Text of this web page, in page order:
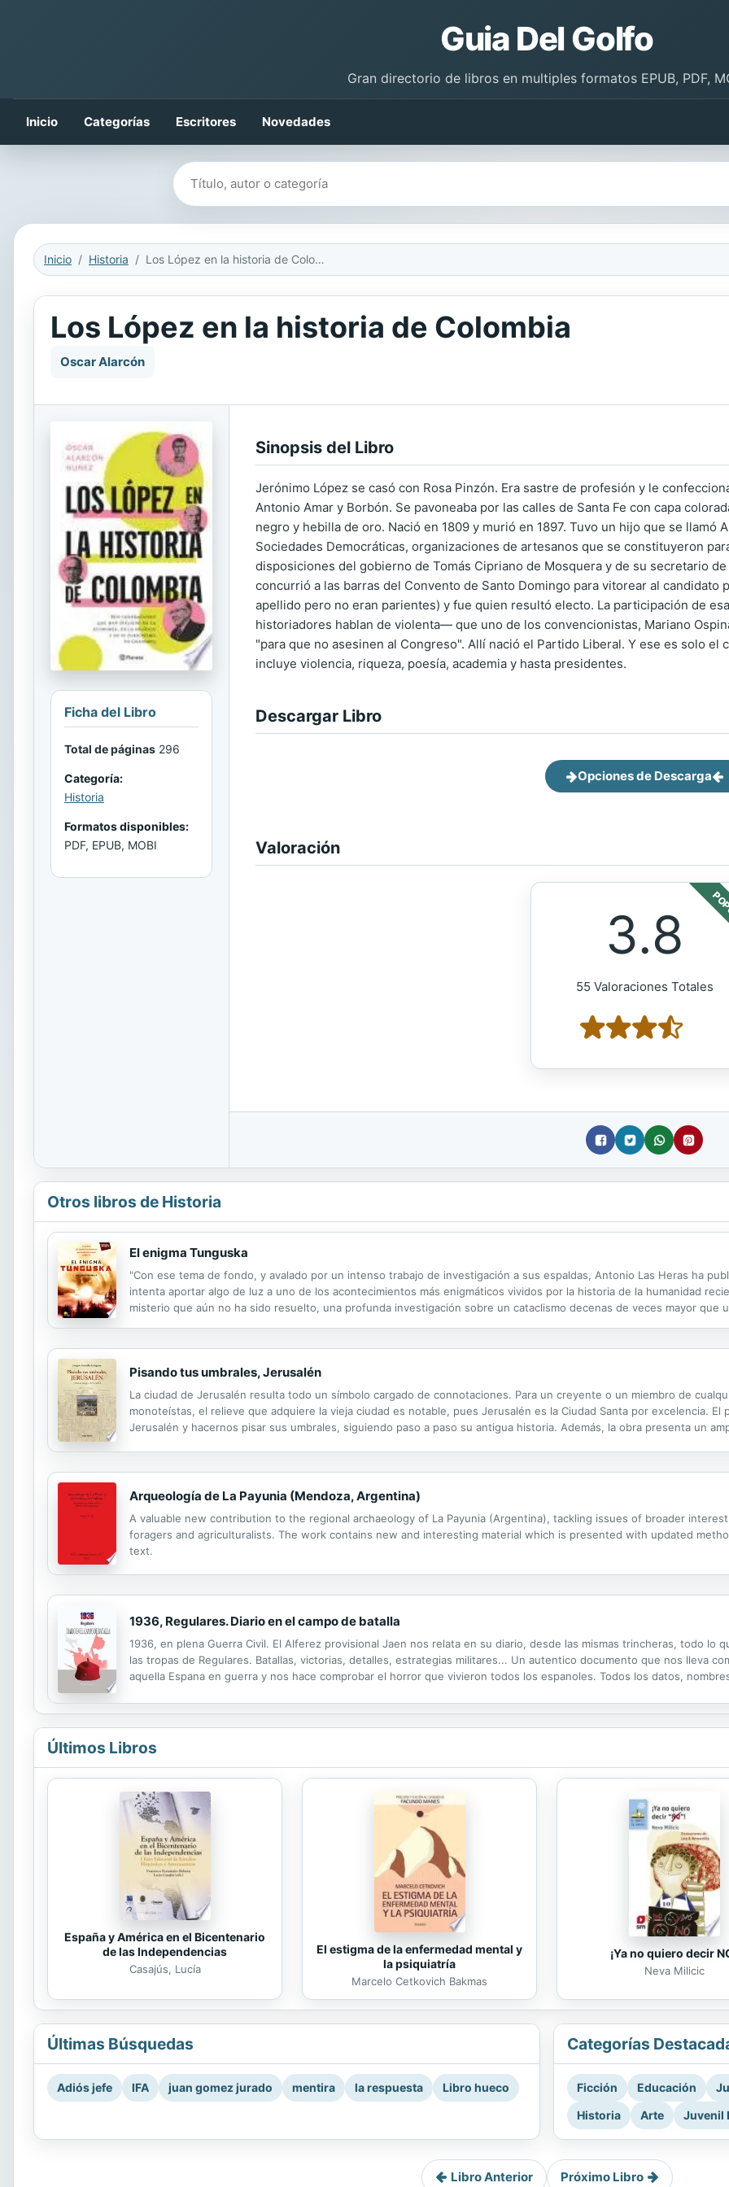
Guia Del Golfo
Gran directorio de libros en multiples formatos EPUB, PDF,
Inicio Categorías Escritores Novedades
Buscar libros
Inicio Historia Los López en la historia de Colombia
Los López en la historia de Colombia
Oscar Alarcón
Ficha del Libro
Total de páginas 296
Categoría:
Historia
Formatos disponibles:
PDF, EPUB, MOBI
Sinopsis del Libro
Jerónimo López se casó con Rosa Pinzón. Era sastre de profesión y le
Antonio Amar y Borbón. Se pavoneaba por las calles de Santa Fe con capa
negro y hebilla de oro. Nació en 1809 y murió en 1897. Tuvo un hijo que se llamó
Sociedades Democráticas, organizaciones de artesanos que se constituyeron
disposiciones del gobierno de Tomás Cipriano de Mosquera y de su secretario
concurrió a las barras del Convento de Santo Domingo para vitorear al
apellido pero no eran parientes) y fue quien resultó electo. La participación de
historiadores hablan de violenta— que uno de los convencionistas, Mariano
"para que no asesinen al Congreso". Allí nació el Partido Liberal. Y ese es solo
incluye violencia, riqueza, poesía, academia y hasta presidentes.
Descargar Libro
Opciones de Descarga
Valoración
3.8
55 Valoraciones Totales
Otros libros de Historia
El enigma Tunguska
"Con ese tema de fondo, y avalado por un intenso trabajo de investigación a sus espaldas, Antonio Las Heras ha
intenta aportar algo de luz a uno de los acontecimientos más enigmáticos vividos por la historia de la humanidad
misterio que aún no ha sido resuelto, una profunda investigación sobre un cataclismo decenas de veces mayor que
Pisando tus umbrales, Jerusalén
La ciudad de Jerusalén resulta todo un símbolo cargado de connotaciones. Para un creyente o un miembro de
monoteístas, el relieve que adquiere la vieja ciudad es notable, pues Jerusalén es la Ciudad Santa por excelencia.
Jerusalén y hacernos pisar sus umbrales, siguiendo paso a paso su antigua historia. Además, la obra presenta un
Arqueología de La Payunia (Mendoza, Argentina)
A valuable new contribution to the regional archaeology of La Payunia (Argentina), tackling issues of broader
foragers and agriculturalists. The work contains new and interesting material which is presented with updated
text.
1936, Regulares. Diario en el campo de batalla
1936, en plena Guerra Civil. El Alferez provisional Jaen nos relata en su diario, desde las mismas trincheras, todo lo
las tropas de Regulares. Batallas, victorias, detalles, estrategias militares... Un autentico documento que nos lleva
aquella Espana en guerra y nos hace comprobar el horror que vivieron todos los espanoles. Todos los datos,
Últimos Libros
España y América en el Bicentenario
de las Independencias
Casajús, Lucía
El estigma de la enfermedad mental y
la psiquiatría
Marcelo Cetkovich Bakmas
¡Ya no quiero decir
Neva Milicic
Últimas Búsquedas
Adiós jefe IFA juan gomez jurado mentira la respuesta Libro hueco
Categorías
Ficción Educación
Historia
Arte Juvenil
Libro Anterior Próximo Libro